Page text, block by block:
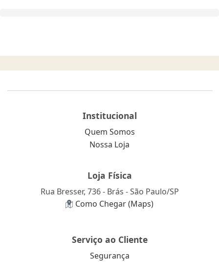
Institucional
Quem Somos
Nossa Loja
Loja Física
Rua Bresser, 736 - Brás - São Paulo/SP
Como Chegar (Maps)
Serviço ao Cliente
Segurança